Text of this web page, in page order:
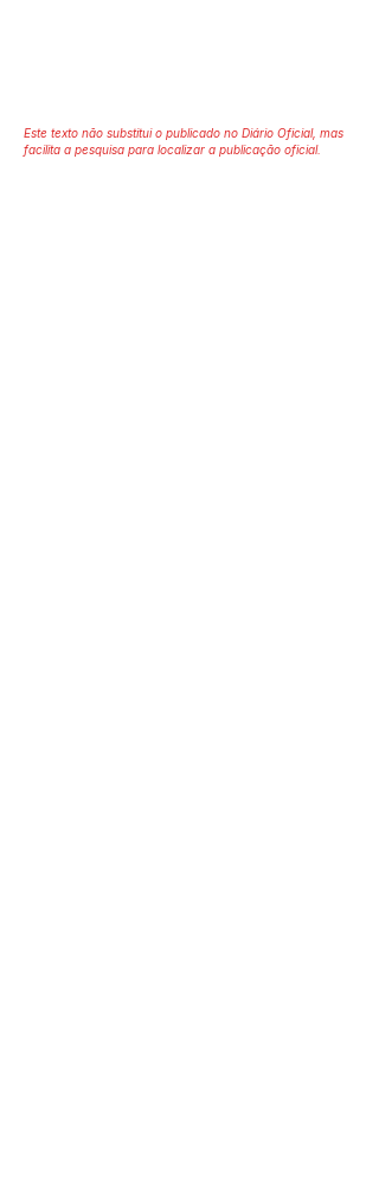
Este texto não substitui o publicado no Diário Oficial, mas
facilita a pesquisa para localizar a publicação oficial.